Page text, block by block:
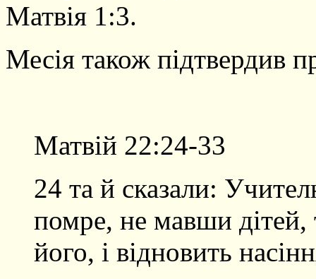
Матвія 1:3.
Месія також підтвердив
Матвій 22:24-33
24 та й сказали:
помре, не мавши дітей,
його, і відновить